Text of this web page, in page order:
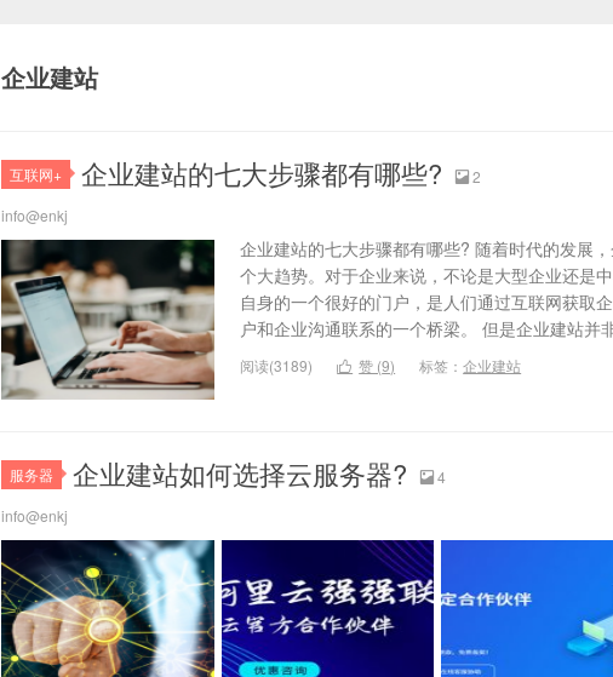
企业建站
互联网+ 企业建站的七大步骤都有哪些?  2
info@enkj
企业建站的七大步骤都有哪些? 随着时代的发展
个大趋势。对于企业来说，不论是大型企业还是
自身的一个很好的门户，是人们通过互联网获取
户和企业沟通联系的一个桥梁。 但是企业建站并
阅读(3189)  赞 (9) 标签：企业建站
服务器 企业建站如何选择云服务器?  4
info@enkj